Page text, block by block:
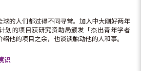
球的人们都过得不同寻常。加入中大刚好两年
划的项目获研究资助局颁发「杰出青年学者
他的项目之余，也谈谈触动他的人和事。
识